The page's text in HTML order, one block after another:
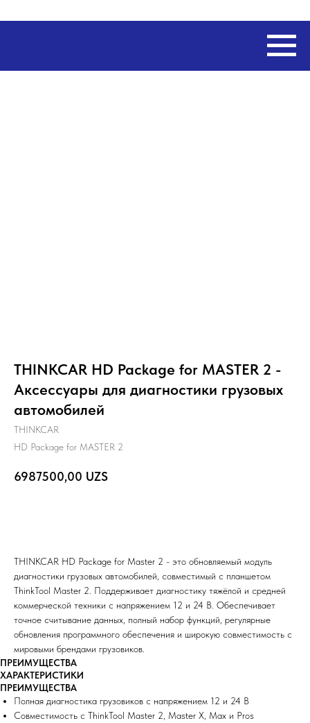
THINKCAR HD Package for MASTER 2 -
Аксессуары для диагностики грузовых
автомобилей
THINKCAR
HD Package for MASTER 2
6987500,00 UZS
THINKCAR HD Package for Master 2 - это обновляемый модуль
диагностики грузовых автомобилей, совместимый с планшетом
ThinkTool Master 2. Поддерживает диагностику тяжёлой и средней
коммерческой техники с напряжением 12 и 24 В. Обеспечивает
точное считывание данных, полный набор функций, регулярные
обновления программного обеспечения и широкую совместимость с
мировыми брендами грузовиков.
ПРЕИМУЩЕСТВА
ХАРАКТЕРИСТИКИ
ПРЕИМУЩЕСТВА
Полная диагностика грузовиков с напряжением 12 и 24 В
Совместимость с ThinkTool Master 2, Master X, Max и Pros